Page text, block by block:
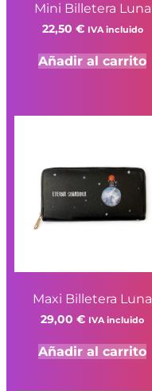
Mini Billetera Luna
22,50 € IVA incluido
Añadir al carrito
Maxi Billetera Luna
29,00 € IVA incluido
Añadir al carrito